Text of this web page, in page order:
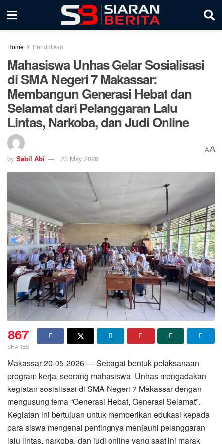
Home Pendidikan
Mahasiswa Unhas Gelar Sosialisasi
di SMA Negeri 7 Makassar:
Membangun Generasi Hebat dan
Selamat dari Pelanggaran Lalu
Lintas, Narkoba, dan Judi Online
by Sabil Abi 23 May 2026
AA
867
SHARES
Makassar 20-05-2026 — Sebagai bentuk pelaksanaan
program kerja, seorang mahasiswa Unhas mengadakan
kegiatan sosialisasi di SMA Negeri 7 Makassar dengan
mengusung tema “Generasi Hebat, Generasi Selamat”.
Kegiatan ini bertujuan untuk memberikan edukasi kepada
para siswa mengenai pentingnya menjauhi pelanggaran
lalu lintas, narkoba, dan judi online yang saat ini marak